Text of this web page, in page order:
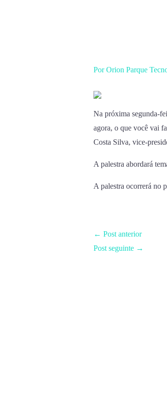
PorOrion Parque
Na próxima segunda-
agora, o que você vai
Costa Silva, vice-
A palestra abordará
A palestra ocorrerá no
← Post anterior
Post seguinte →